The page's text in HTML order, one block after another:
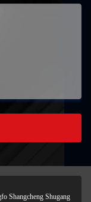
Shangcheng Shugang